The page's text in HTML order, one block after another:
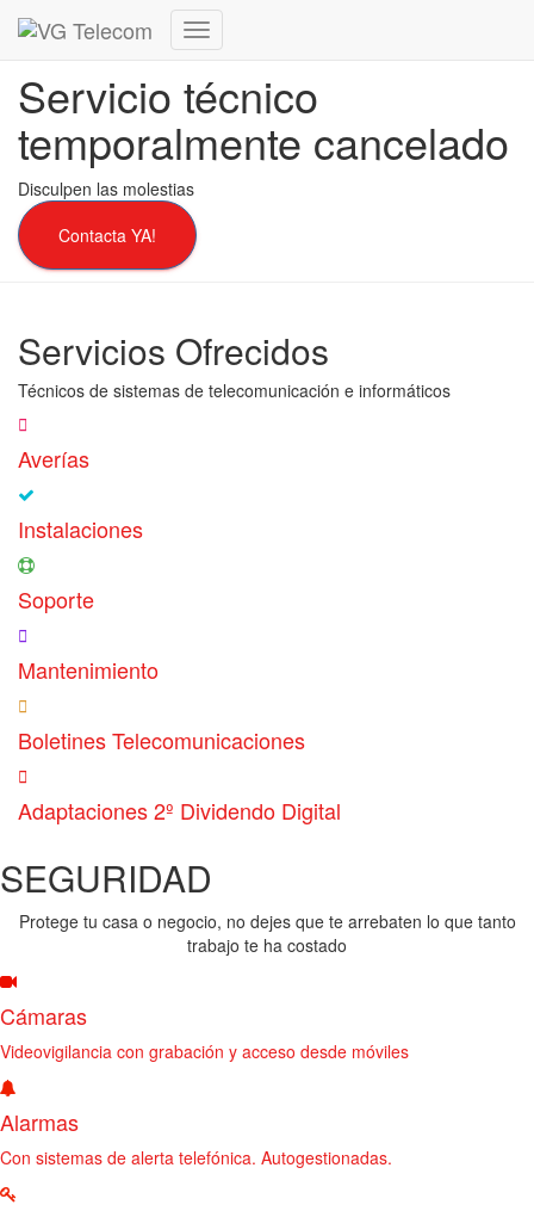
Cambiar
de
navegación
Servicio técnico
temporalmente cancelado
Disculpen las molestias
Contacta YA!
Servicios Ofrecidos
Técnicos de sistemas de telecomunicación e informáticos
Averías
Instalaciones
Soporte
Mantenimiento
Boletines Telecomunicaciones
Adaptaciones 2º Dividendo Digital
SEGURIDAD
Protege tu casa o negocio, no dejes que te arrebaten lo que tanto
trabajo te ha costado
Cámaras
Videovigilancia con grabación y acceso desde móviles
Alarmas
Con sistemas de alerta telefónica. Autogestionadas.